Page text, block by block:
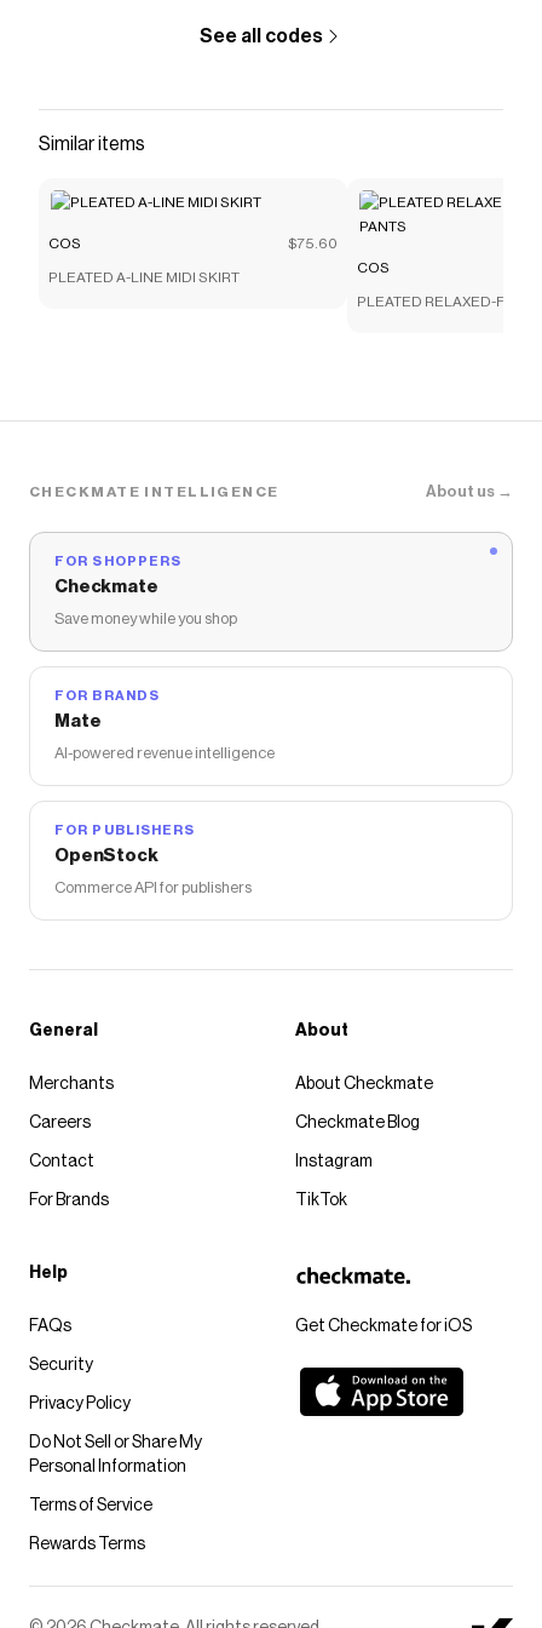
The Checkmate extension automatically applies
ENCOLURE LICOU FLUIDE.
See all codes
Similar items
COS $75.60
PLEATED A-LINE MIDI SKIRT
COS
PLEATED RELAXED-FIT
CHECKMATE INTELLIGENCE About us →
FOR SHOPPERS
Checkmate
Save money while you shop
FOR BRANDS
Mate
AI-powered revenue intelligence
FOR PUBLISHERS
OpenStock
Commerce API for publishers
Get Checkmate for iOS
General
Merchants
Careers
Contact
For Brands
About
About Checkmate
Checkmate Blog
Instagram
TikTok
Help
FAQs
Security
Privacy Policy
Do Not Sell or Share My
Personal Information
Terms of Service
Rewards Terms